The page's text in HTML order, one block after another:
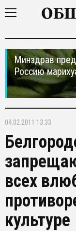
Минздрав
Россию
04.02.2011 13:33
всех
культуре